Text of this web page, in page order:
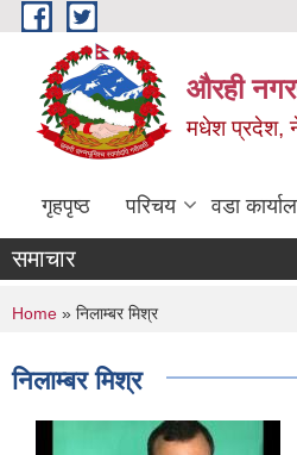
Skip to main content
औरही
मधेश प्रदेश,
गृहपृष्ठ परिचय वडा
समाचार
You are here
Home » निलाम्बर मिश्र
निलाम्बर मिश्र